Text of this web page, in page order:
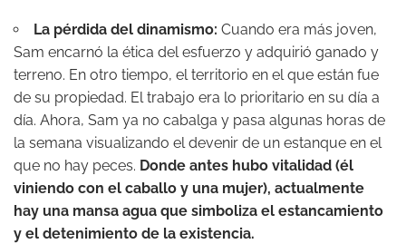
La pérdida del dinamismo: Cuando era más joven,
Sam encarnó la ética del esfuerzo y adquirió ganado y
terreno. En otro tiempo, el territorio en el que están fue
de su propiedad. El trabajo era lo prioritario en su día a
día. Ahora, Sam ya no cabalga y pasa algunas horas de
la semana visualizando el devenir de un estanque en el
que no hay peces. Donde antes hubo vitalidad (él
viniendo con el caballo y una mujer), actualmente
hay una mansa agua que simboliza el estancamiento
y el detenimiento de la existencia.